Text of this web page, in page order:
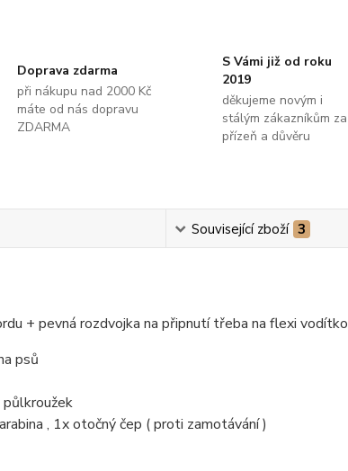
Doprava zdarma
při nákupu nad 2000 Kč
máte od nás dopravu
ZDARMA
S Vámi již od roku
2019
děkujeme novým i
stálým zákazníkům za
přízeň a důvěru
Související zboží 3
+ pevná rozdvojka na připnutí třeba na flexi vodítko
psů
půlkroužek
, 1x otočný čep ( proti zamotávání )